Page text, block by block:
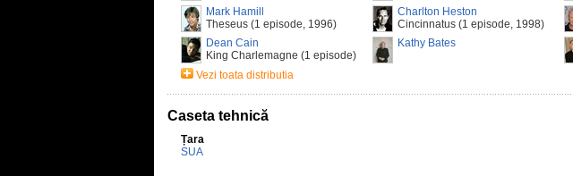
Mark Hamill
Theseus (1 episode, 1996)
Charlton Heston
Cincinnatus (1 episode, 1998)
Dean Cain
King Charlemagne (1 episode)
Kathy Bates
Vezi toata distributia
Caseta tehnică
Țara
SUA